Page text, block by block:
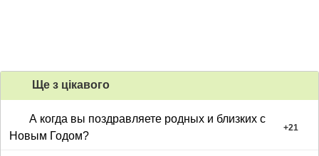
Ще з цiкавого
А когда вы поздравляете родных и близких с
Новым Годом?
+21